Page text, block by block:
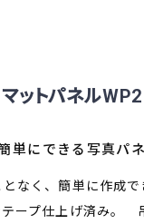
ットパネル
単にできる写真パ
なく、簡単に作成で
テープ仕上げ済み。